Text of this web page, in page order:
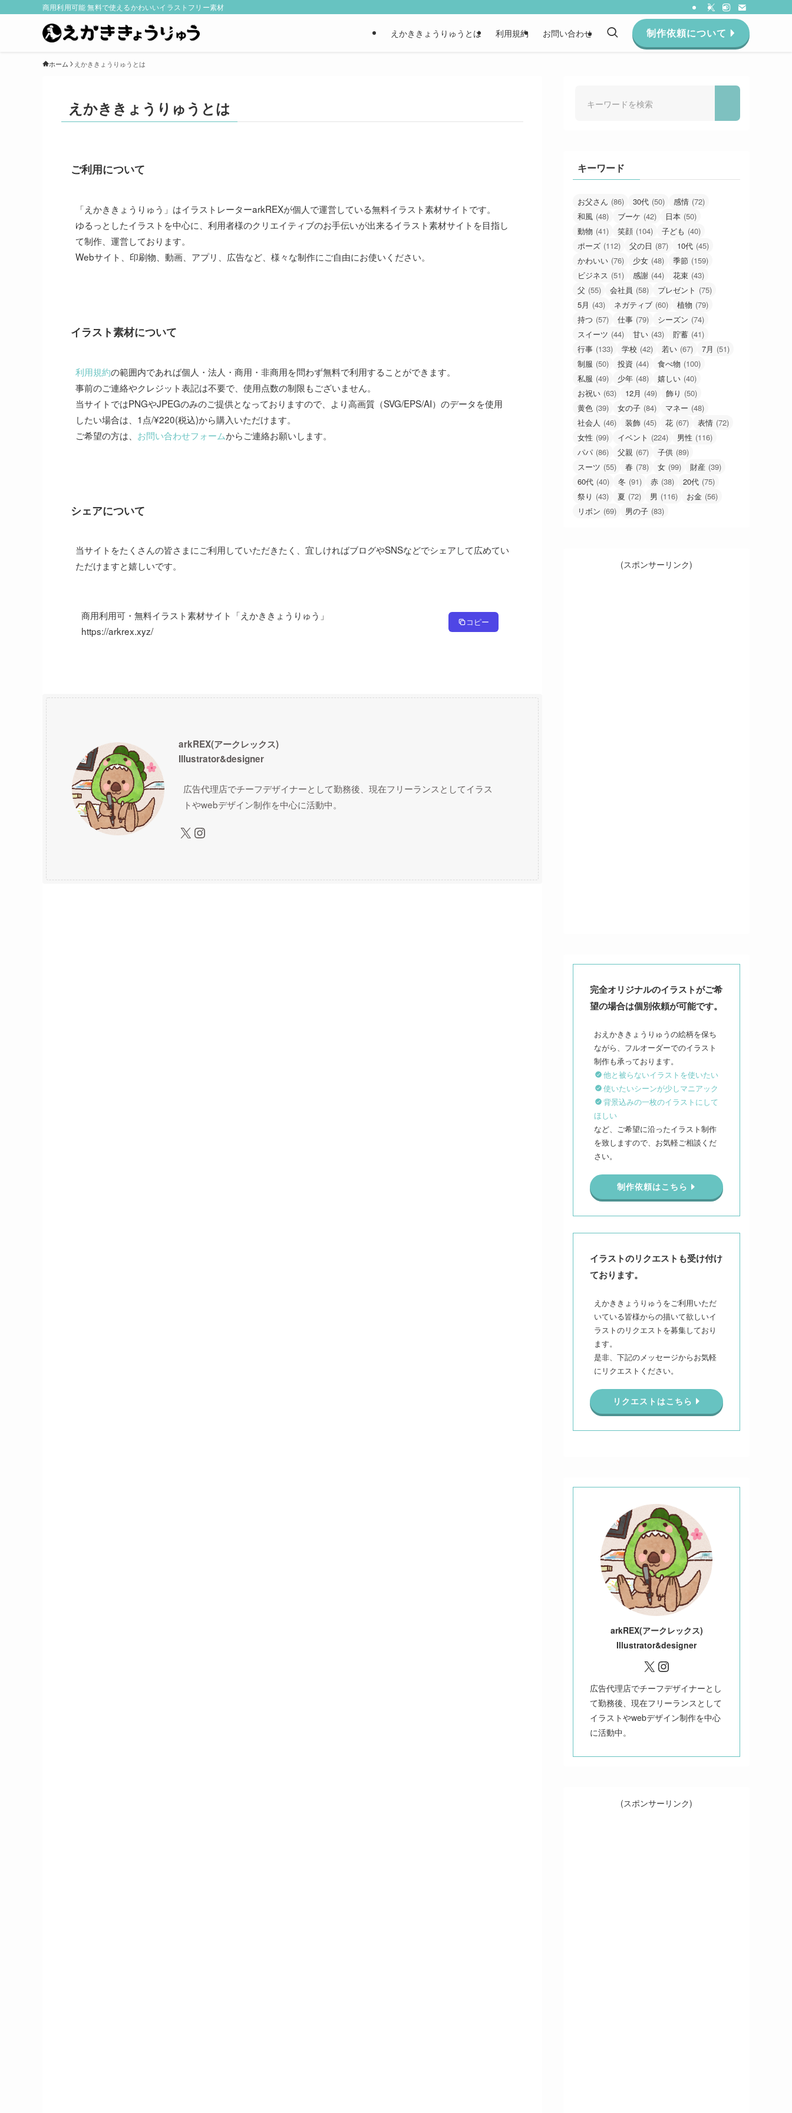
商用利用可能 無料で使えるかわいいイラストフリー素材
えかききょうりゅうとは 利用規約 お問い合わせ 制作依頼について
ホーム えかききょうりゅうとは
えかききょうりゅうとは
ご利用について
「えかききょうりゅう」はイラストレーターarkREXが個人で運営している無料イラスト素材サイトです。
ゆるっとしたイラストを中心に、利用者様のクリエイティブのお手伝いが出来るイラスト素材サイトを目指し
て制作、運営しております。
Webサイト、印刷物、動画、アプリ、広告など、様々な制作にご自由にお使いください。
イラスト素材について
利用規約の範囲内であれば個人・法人・商用・非商用を問わず無料で利用することができます。
事前のご連絡やクレジット表記は不要で、使用点数の制限もございません。
当サイトではPNGやJPEGのみのご提供となっておりますので、より高画質（SVG/EPS/AI）のデータを使用
したい場合は、1点/¥220(税込)から購入いただけます。
ご希望の方は、 お問い合わせフォームからご連絡お願いします。
シェアについて
当サイトをたくさんの皆さまにご利用していただきたく、宜しければブログやSNSなどでシェアして広めてい
ただけますと嬉しいです。
商用利用可・無料イラスト素材サイト「えかききょうりゅう」
https://arkrex.xyz/
コピー
arkREX(アークレックス)
Illustrator&designer
広告代理店でチーフデザイナーとして勤務後、現在フリーランスとしてイラス
トやwebデザイン制作を中心に活動中。
X Instagram
キーワード
お父さん (86) 30代 (50) 感情 (72)
和風 (48) ブーケ (42) 日本 (50)
動物 (41) 笑顔 (104) 子ども (40)
ポーズ (112) 父の日 (87) 10代 (45)
かわいい (76) 少女 (48) 季節 (159)
ビジネス (51) 感謝 (44) 花束 (43)
父 (55) 会社員 (58) プレゼント (75)
5月 (43) ネガティブ (60) 植物 (79)
持つ (57) 仕事 (79) シーズン (74)
スイーツ (44) 甘い (43) 貯蓄 (41)
行事 (133) 学校 (42) 若い (67) 7月 (51)
制服 (50) 投資 (44) 食べ物 (100)
私服 (49) 少年 (48) 嬉しい (40)
お祝い (63) 12月 (49) 飾り (50)
黄色 (39) 女の子 (84) マネー (48)
社会人 (46) 装飾 (45) 花 (67) 表情 (72)
女性 (99) イベント (224) 男性 (116)
パパ (86) 父親 (67) 子供 (89)
スーツ (55) 春 (78) 女 (99) 財産 (39)
60代 (40) 冬 (91) 赤 (38) 20代 (75)
祭り (43) 夏 (72) 男 (116) お金 (56)
リボン (69) 男の子 (83)
(スポンサーリンク)
完全オリジナルのイラストがご希
望の場合は個別依頼が可能です。
おえかききょうりゅうの絵柄を保ち
ながら、フルオーダーでのイラスト
他と被らないイラストを使いたい
使いたいシーンが少しマニアック
背景込みの一枚のイラストにして
ほしい
など、ご希望に沿ったイラスト制作
を致しますので、お気軽ご相談くだ
さい。
制作依頼はこちら
イラストのリクエストも受け付け
ております。
えかききょうりゅうをご利用いただ
いている皆様からの描いて欲しいイ
ラストのリクエストを募集しており
ます。
是非、下記のメッセージからお気軽
にリクエストください。
リクエストはこちら
arkREX(アークレックス)
Illustrator&designer
X Instagram
広告代理店でチーフデザイナーとし
て勤務後、現在フリーランスとして
イラストやwebデザイン制作を中心
に活動中。
(スポンサーリンク)